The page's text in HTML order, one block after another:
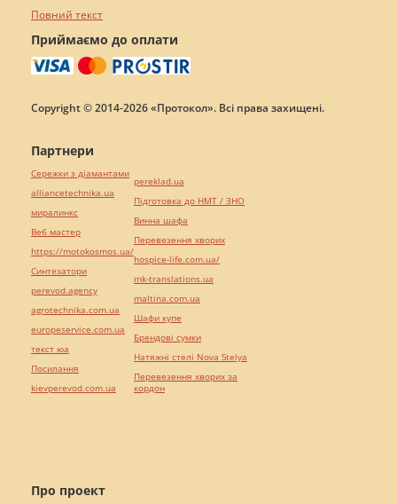
Повний текст
Приймаємо до оплати
Copyright © 2014-2026 «Протокол». Всі права захищені.
Про проект
Партнери
Сережки з діамантами
alliancetechnika.ua
миралинкс
Веб мастер
https://motokosmos.ua/
Синтезатори
perevod.agency
agrotechnika.com.ua
europeservice.com.ua
текст юа
Посилання
kievperevod.com.ua
pereklad.ua
Підготовка до НМТ / ЗНО
Винна шафа
Перевезення хворих
hospice-life.com.ua/
mk-translations.ua
maltina.com.ua
Шафи купе
Брендові сумки
Натяжні стелі Nova Stelya
Перевезення хворих за
кордон